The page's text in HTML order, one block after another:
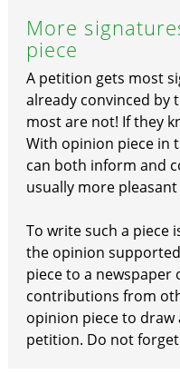
More
piece
A petition gets most
already convinced by
most are not! If they
With opinion piece in
can both inform and
usually more
To write such a piece
the opinion
piece to a newspaper
contributions from
opinion piece to
petition. Do not